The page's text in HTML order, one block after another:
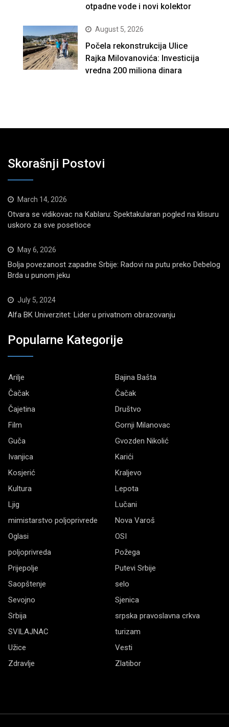
otpadne vode i novi kolektor
August 5, 2026
Počela rekonstrukcija Ulice
Rajka Milovanovića: Investicija
vredna 200 miliona dinara
Skorašnji Postovi
March 14, 2026
Otvara se vidikovac na Kablaru: Spektakularan pogled na klisuru
uskoro za sve posetioce
May 6, 2026
Bolja povezanost zapadne Srbije: Radovi na putu preko Debelog
Brda u punom jeku
July 5, 2024
Alfa BK Univerzitet: Lider u privatnom obrazovanju
Popularne Kategorije
Arilje
Bajina Bašta
Čačak
Čačak
Čajetina
Društvo
Film
Gornji Milanovac
Guča
Gvozden Nikolić
Ivanjica
Karići
Kosjerić
Kraljevo
Kultura
Lepota
Ljig
Lučani
mimistarstvo poljoprivrede
Nova Varoš
Oglasi
OSI
poljoprivreda
Požega
Prijepolje
Putevi Srbije
Saopštenje
selo
Sevojno
Sjenica
Srbija
srpska pravoslavna crkva
SVILAJNAC
turizam
Užice
Vesti
Zdravlje
Zlatibor